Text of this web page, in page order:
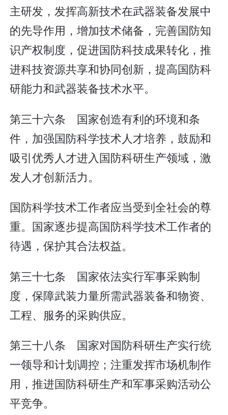
主研发，发挥高新技术在武器装备发展中
的先导作用，增加技术储备，完善国防知
识产权制度，促进国防科技成果转化，推
进科技资源共享和协同创新，提高国防科
研能力和武器装备技术水平。
第三十六条 国家创造有利的环境和条
件，加强国防科学技术人才培养，鼓励和
吸引优秀人才进入国防科研生产领域，激
发人才创新活力。
国防科学技术工作者应当受到全社会的尊
重。国家逐步提高国防科学技术工作者的
待遇，保护其合法权益。
第三十七条 国家依法实行军事采购制
度，保障武装力量所需武器装备和物资、
工程、服务的采购供应。
第三十八条 国家对国防科研生产实行统
一领导和计划调控；注重发挥市场机制作
用，推进国防科研生产和军事采购活动公
平竞争。